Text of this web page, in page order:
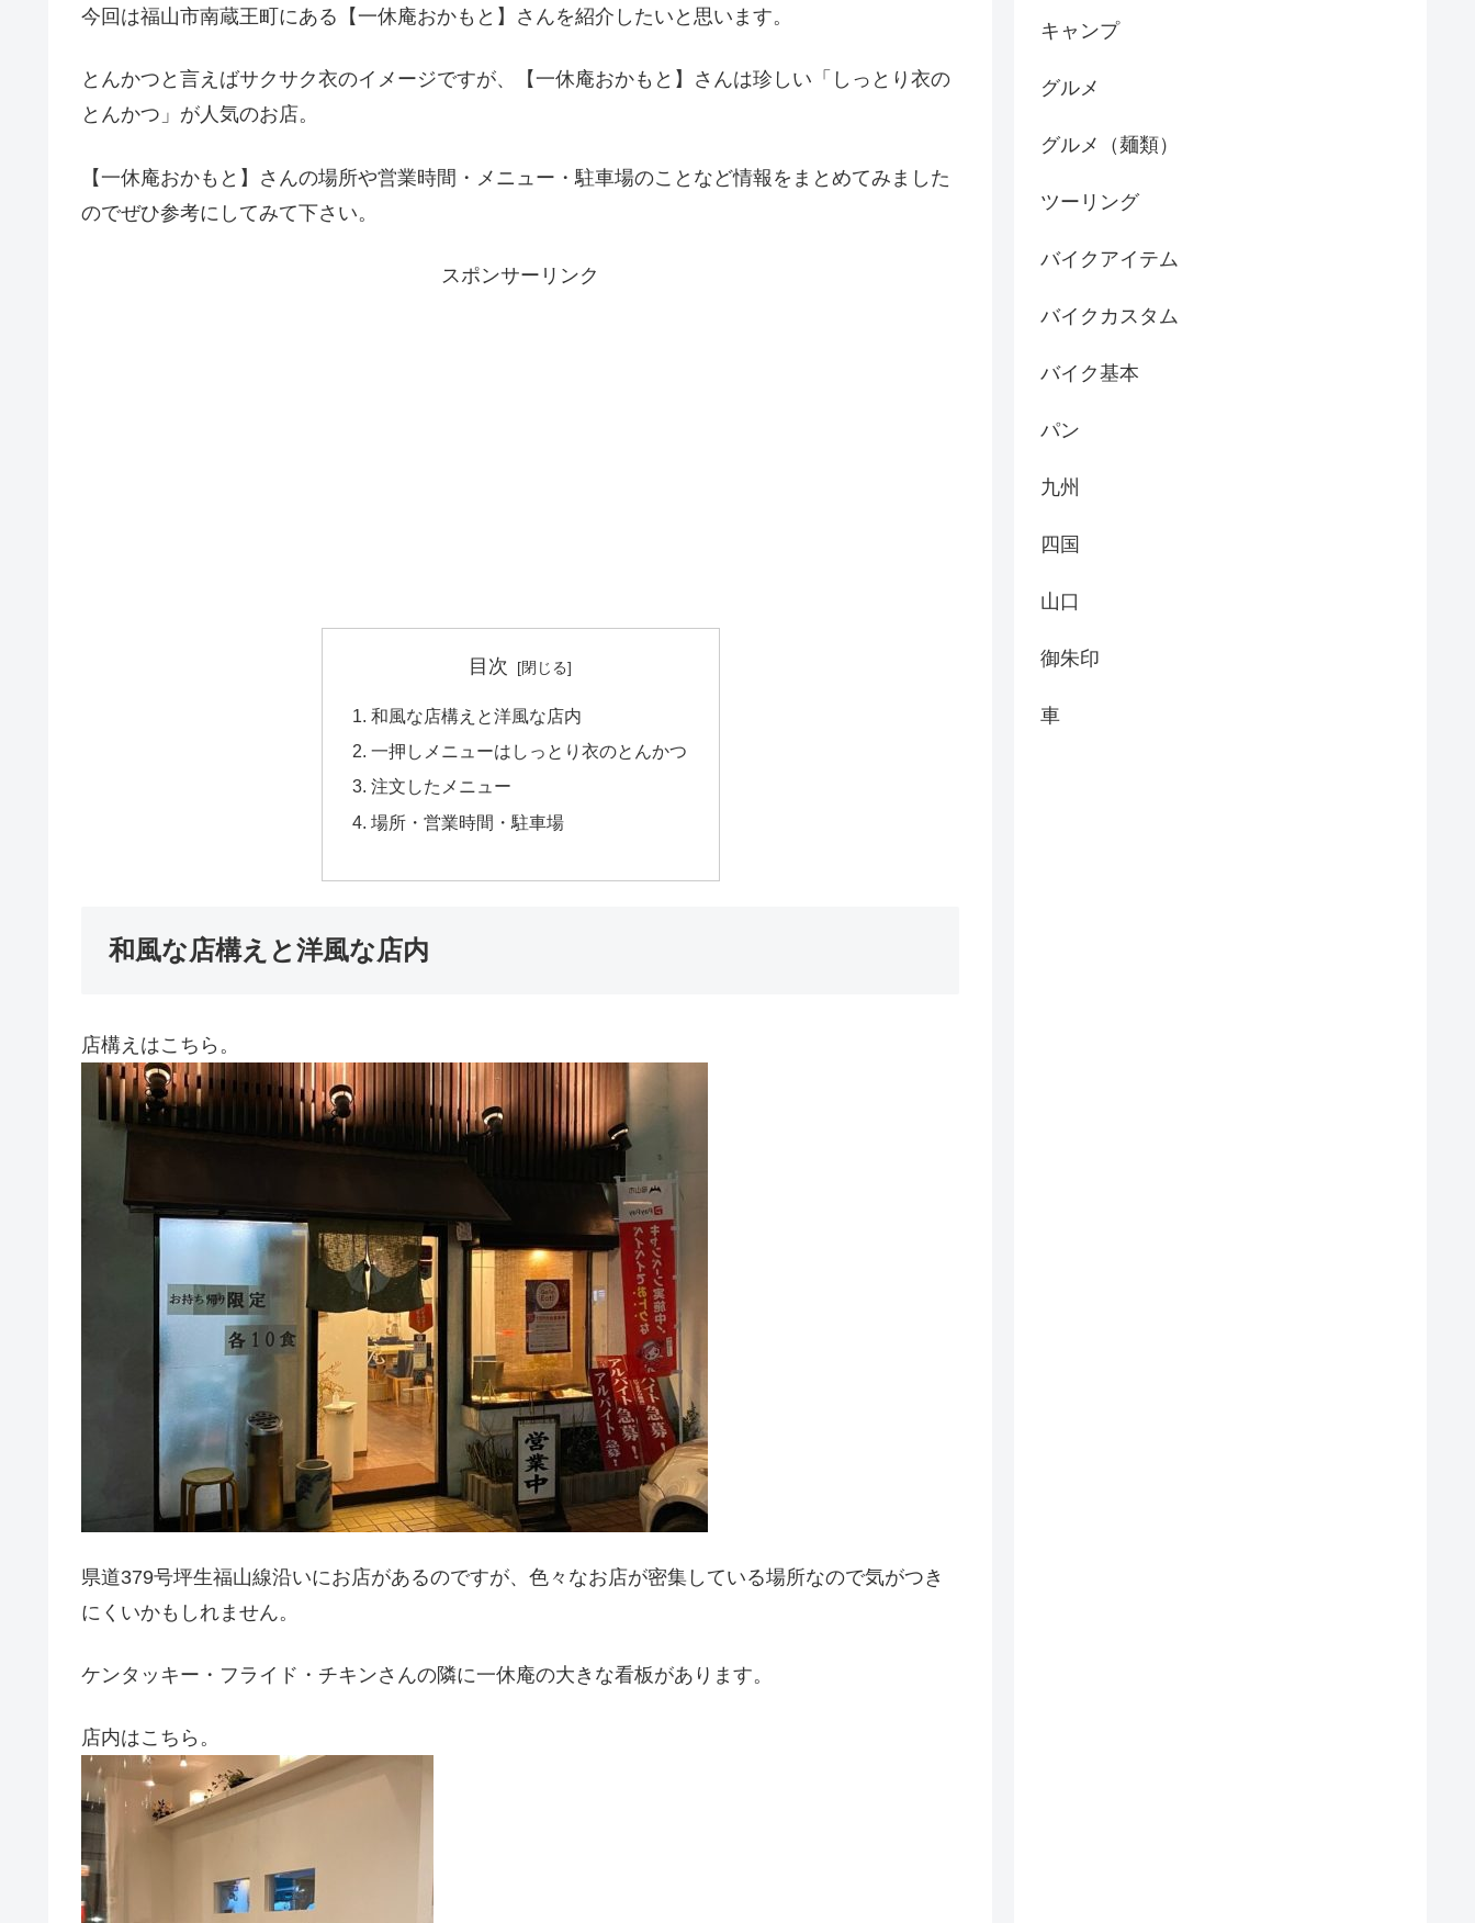
今回は福山市南蔵王町にある【一休庵おかもと】さんを紹介したいと思います。
とんかつと言えばサクサク衣のイメージですが、【一休庵おかもと】さんは珍しい「しっとり衣の
とんかつ」が人気のお店。
【一休庵おかもと】さんの場所や営業時間・メニュー・駐車場のことなど情報をまとめてみました
のでぜひ参考にしてみて下さい。
スポンサーリンク
目次
和風な店構えと洋風な店内
一押しメニューはしっとり衣のとんかつ
注文したメニュー
場所・営業時間・駐車場
和風な店構えと洋風な店内
店構えはこちら。
県道379号坪生福山線沿いにお店があるのですが、色々なお店が密集している場所なので気がつき
にくいかもしれません。
ケンタッキー・フライド・チキンさんの隣に一休庵の大きな看板があります。
店内はこちら。
キャンプ
グルメ
グルメ（麺類）
ツーリング
バイクアイテム
バイクカスタム
バイク基本
パン
九州
四国
山口
御朱印
車